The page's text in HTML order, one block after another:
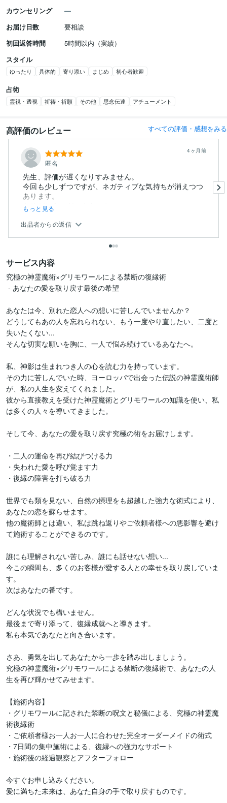
カウンセリング
お届け日数
要相談
初回返答時間
5時間以内（実績）
スタイル
ゆったり 具体的 寄り添い まじめ 初心者歓迎
占術
霊視・透視 祈祷・祈願 その他 思念伝達 アチューメント
高評価のレビュー すべての評価・感想をみる
匿名
4ヶ月前
先生、評価が遅くなりすみません。
今回も少しずつですが、ネガティブな気持ちが消えつつ
あります。
ありがとうございます。ま...
もっと見る
出品者からの返信
サービス内容
究極の神霊魔術×グリモワールによる禁断の復縁術
あなたは今、別れた恋人への想いに苦しんでいませんか？
どうしてもあの人を忘れられない、もう一度やり直したい、二度と
失いたくない...
そんな切実な願いを胸に、一人で悩み続けているあなたへ。
私、神影は生まれつき人の心を読む力を持っています。
その力に苦しんでいた時、ヨーロッパで出会った伝説の神霊魔術師
が、私の人生を変えてくれました。
彼から直接教えを受けた神霊魔術とグリモワールの知識を使い、私
は多くの人々を導いてきました。
そして今、あなたの愛を取り戻す究極の術をお届けします。
・二人の運命を再び結びつける力
・失われた愛を呼び覚ます力
・復縁の障害を打ち破る力
世界でも類を見ない、自然の摂理をも超越した強力な術式により、
あなたの恋を蘇らせます。
他の魔術師とは違い、私は跳ね返りやご依頼者様への悪影響を避け
て施術することができるのです。
誰にも理解されない苦しみ、誰にも話せない想い...
今この瞬間も、多くのお客様が愛する人との幸せを取り戻していま
す。
次はあなたの番です。
どんな状況でも構いません。
最後まで寄り添って、復縁成就へと導きます。
私も本気であなたと向き合います。
さあ、勇気を出してあなたから一歩を踏み出しましょう。
究極の神霊魔術×グリモワールによる禁断の復縁術で、あなたの人
生を再び輝かせてみせます。
【施術内容】
・グリモワールに記された禁断の呪文と秘儀による、究極の神霊魔
術復縁術
・ご依頼者様お一人お一人に合わせた完全オーダーメイドの術式
・7日間の集中施術による、復縁への強力なサポート
・施術後の経過観察とアフターフォロー
今すぐお申し込みください。
愛に満ちた未来は、あなた自身の手で取り戻すものです。